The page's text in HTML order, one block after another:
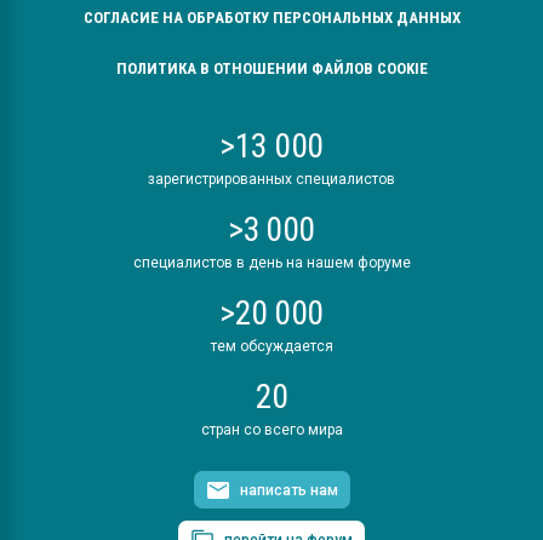
СОГЛАСИЕ НА ОБРАБОТКУ ПЕРСОНАЛЬНЫХ ДАННЫХ
ПОЛИТИКА В ОТНОШЕНИИ ФАЙЛОВ COOKIE
>13 000
зарегистрированных специалистов
>3 000
специалистов в день на нашем форуме
>20 000
тем обсуждается
20
стран со всего мира
написать нам